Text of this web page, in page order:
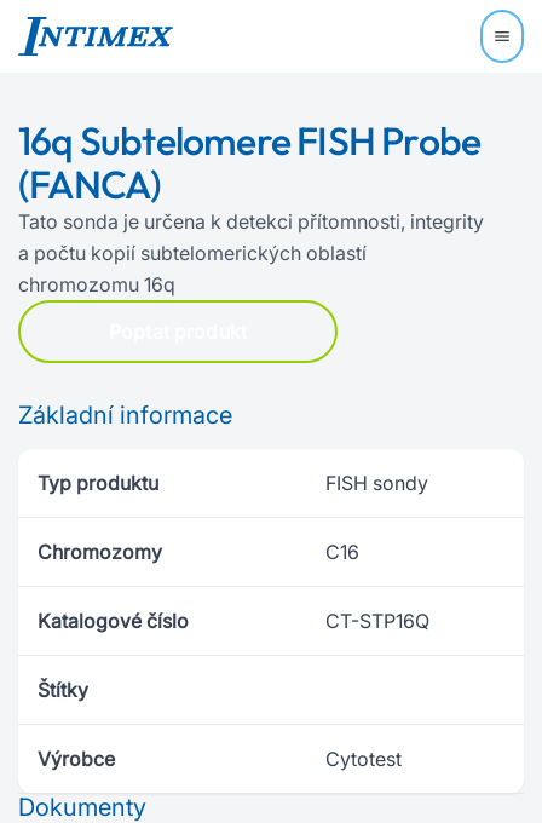
16q Subtelomere FISH Probe
(FANCA)
Tato sonda je určena k detekci přítomnosti, integrity
a počtu kopií subtelomerických oblastí
chromozomu 16q
Základní informace
Typ produktu FISH sondy
Chromozomy C16
Katalogové číslo CT-STP16Q
Štítky
Výrobce Cytotest
Dokumenty